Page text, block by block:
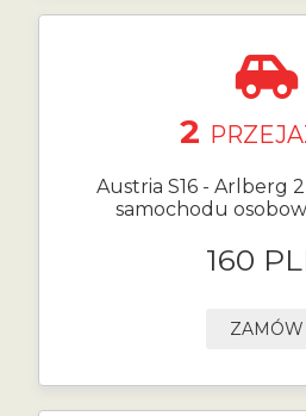
2
Austria S16 - Arlberg
samochodu
160
ZAMÓW